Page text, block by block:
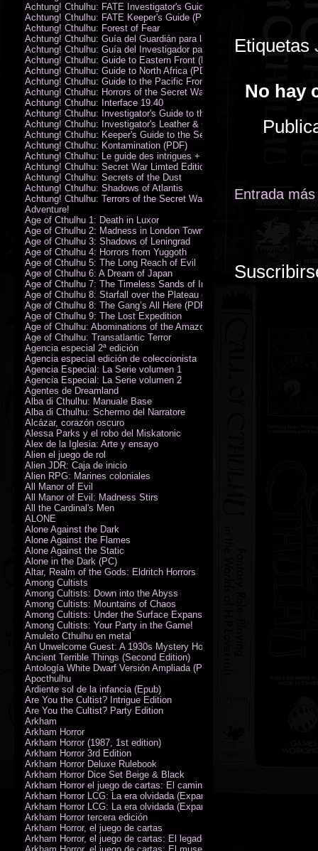
Etiquetas
No hay
Entrada
Achtung! Cthulhu: FATE Investigator's Guide (PDF)
Achtung! Cthulhu: FATE Keeper's Guide (PDF)
Achtung! Cthulhu: Forest of Fear
Achtung! Cthulhu: Guía del Guardián para la Guerra Secreta
Achtung! Cthulhu: Guía del Investigador para la Guerra Secreta
Achtung! Cthulhu: Guide to Eastern Front (PDF)
Achtung! Cthulhu: Guide to North Africa (PDF)
Achtung! Cthulhu: Guide to the Pacific Front
Achtung! Cthulhu: Horrors of the Secret War
Achtung! Cthulhu: Interface 19.40
Achtung! Cthulhu: Investigator's Guide to the Secret War
Achtung! Cthulhu: Investigator's Leather & Canvas Bag
Achtung! Cthulhu: Keeper's Guide to the Secret War
Achtung! Cthulhu: Kontamination (PDF)
Achtung! Cthulhu: Le guide des intrigues + ecran
Achtung! Cthulhu: Secret War Limted Edition Book
Achtung! Cthulhu: Secrets of the Dust
Achtung! Cthulhu: Shadows of Atlantis
Achtung! Cthulhu: Terrors of the Secret War
Adventure!
Age of Cthulhu 1: Death in Luxor
Age of Cthulhu 2: Madness in London Town
Age of Cthulhu 3: Shadows of Leningrad
Age of Cthulhu 4: Horrors from Yuggoth
Age of Cthulhu 5: The Long Reach of Evil
Age of Cthulhu 6: A Dream of Japan
Age of Cthulhu 7: The Timeless Sands of India
Age of Cthulhu 8: Starfall over the Plateau of Leng
Age of Cthulhu 8: The Gang’s All Here (PDF)
Age of Cthulhu 9: The Lost Expedition
Age of Cthulhu: Abominations of the Amazon
Age of Cthulhu: Transatlantic Terror
Agencia especial 2ª edición
Agencia especial edición de coleccionista
Agencia Especial: La Serie volumen 1
Agencia Especial: La Serie volumen 2
Agentes de Dreamland
Alba di Cthulhu: Manuale Base
Alba di Cthulhu: Schermo del Narratore
Alcázar, corazón oscuro
Alessa Parks y el robo del Miskatonic
Álex de la Iglesia: Arte y ensayo
Alien el juego de rol
Alien JDR: Caja de inicio
Alien RPG: Marines coloniales
All Manor of Evil
All Manor of Evil: Madness Stirs
All the Cardinal's Men
ALONE
Alone Against the Dark
Alone Against the Flames
Alone Against the Static
Alone in the Dark (PC)
Altar, Realm of the Gods: Eldritch Horrors
Among Cultists
Among Cultists: Down into the Abyss
Among Cultists: Mountains of Chaos
Among Cultists: Under the Surface Expansion
Among Cultists: Your Party in the Game!
Amuleto Cthulhu en metal
An Unwelcome Guest: A 1930s Mystery Horror Adventure RPG
Ancient Terrible Things (Second Edition)
Antología White Dwarf Versión Ampliada (PDF)
Apocthulhu
Ardiente sol de la infancia (Epub)
Are You the Cultist? Intrigue Edition
Are You the Cultist? Party Edition
Arkham
Arkham Horror
Arkham Horror (1987, 1st edition)
Arkham Horror 3rd Edition
Arkham Horror Deluxe Rulebook
Arkham Horror Dice Set Beige & Black
Arkham Horror el juego de cartas: El camino a Carcosa - Exp.
Arkham Horror LCG: La era olvidada (Expansión de campaña)
Arkham Horror LCG: La era olvidada (Expansión de investigadores)
Arkham Horror tercera edición
Arkham Horror, el juego de cartas
Arkham Horror, el juego de cartas: El legado de Dunwich expansión